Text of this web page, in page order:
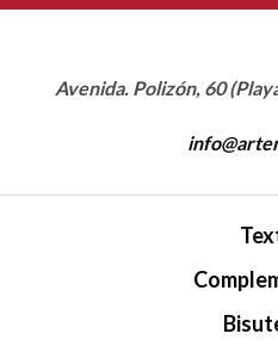
Avenida. Polizón, 60